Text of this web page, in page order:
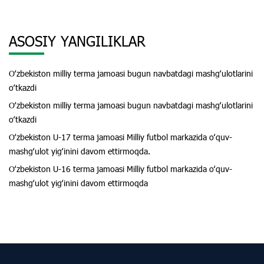
ASOSIY YANGILIKLAR
Oʻzbekiston milliy terma jamoasi bugun navbatdagi mashgʻulotlarini
oʻtkazdi
Oʻzbekiston milliy terma jamoasi bugun navbatdagi mashgʻulotlarini
oʻtkazdi
Oʻzbekiston U-17 terma jamoasi Milliy futbol markazida oʻquv-
mashgʻulot yigʻinini davom ettirmoqda.
Oʻzbekiston U-16 terma jamoasi Milliy futbol markazida oʻquv-
mashgʻulot yigʻinini davom ettirmoqda